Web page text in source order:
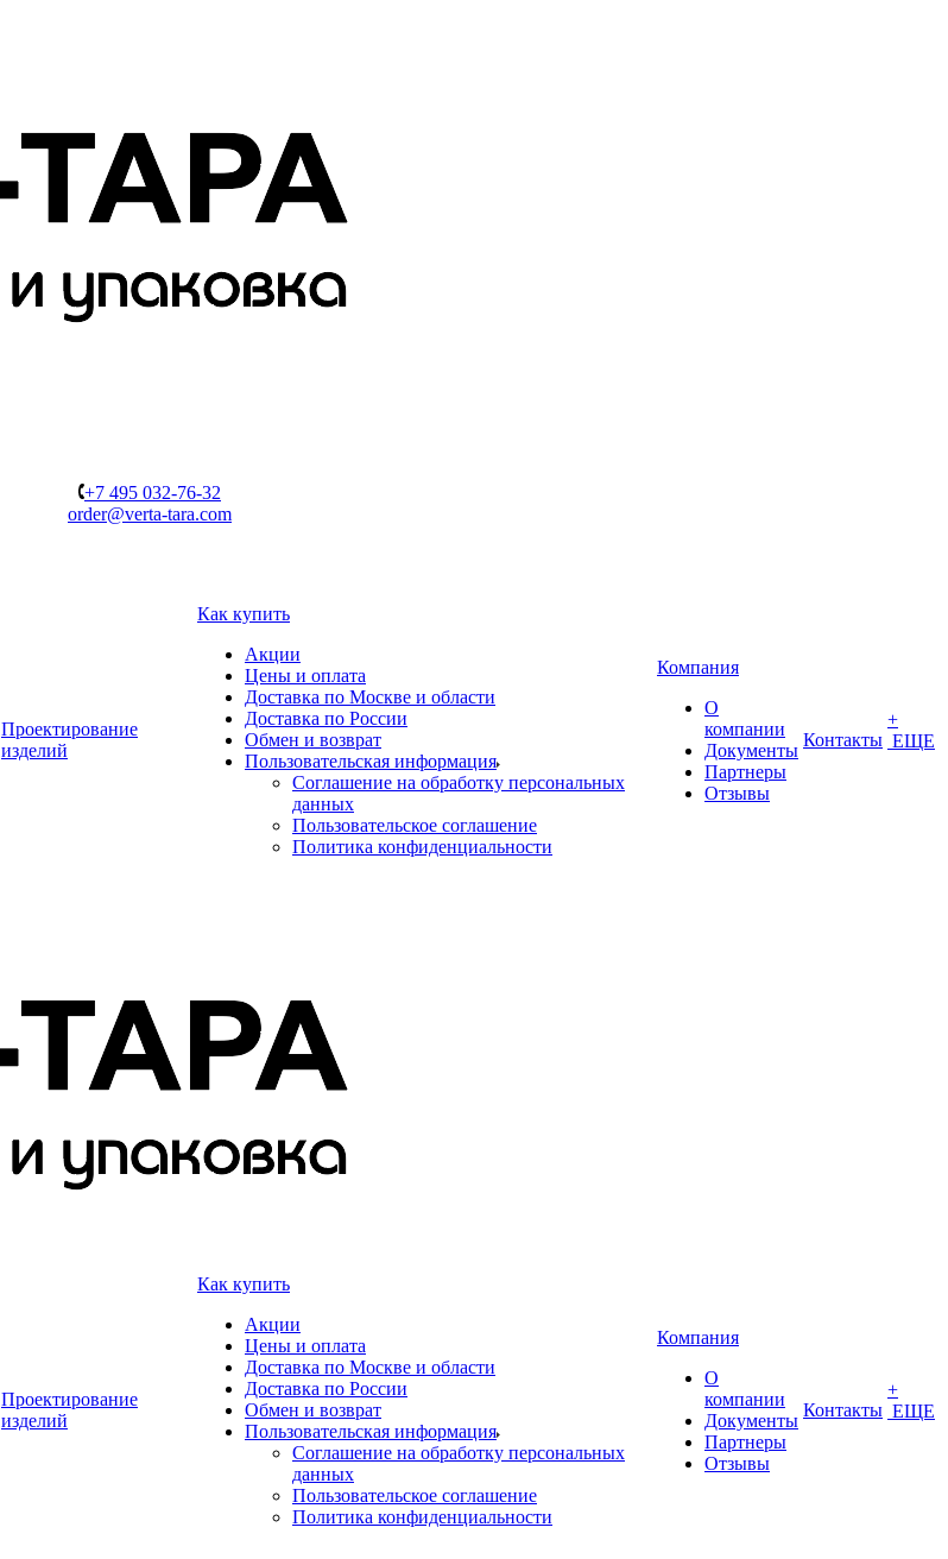
+7 495 032-76-32
order@verta-tara.com
Проектирование
изделий
Как купить
Акции
Цены и оплата
Доставка по Москве и области
Доставка по России
Обмен и возврат
Пользовательская информация
Соглашение на обработку персональных
данных
Пользовательское соглашение
Политика конфиденциальности
Компания
О
компании
Документы
Партнеры
Отзывы
Контакты
+
ЕЩЕ
Проектирование
изделий
Как купить
Акции
Цены и оплата
Доставка по Москве и области
Доставка по России
Обмен и возврат
Пользовательская информация
Соглашение на обработку персональных
данных
Пользовательское соглашение
Политика конфиденциальности
Компания
О
компании
Документы
Партнеры
Отзывы
Контакты
+
ЕЩЕ